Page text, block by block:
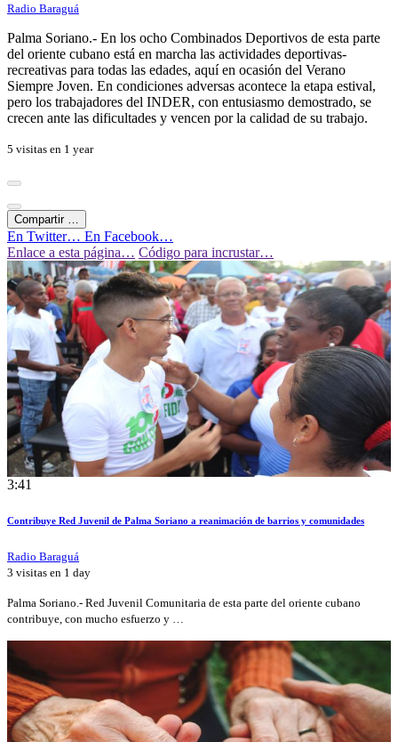
Radio Baraguá
Palma Soriano.- En los ocho Combinados Deportivos de esta parte
del oriente cubano está en marcha las actividades deportivas-
recreativas para todas las edades, aquí en ocasión del Verano
Siempre Joven. En condiciones adversas acontece la etapa estival,
pero los trabajadores del INDER, con entusiasmo demostrado, se
crecen ante las dificultades y vencen por la calidad de su trabajo.
5 visitas en 1 year
Compartir …
En Twitter… En Facebook…
Enlace a esta página… Código para incrustar…
3:41
Contribuye Red Juvenil de Palma Soriano a reanimación de barrios y comunidades
Radio Baraguá
3 visitas en 1 day
Palma Soriano.- Red Juvenil Comunitaria de esta parte del oriente cubano
contribuye, con mucho esfuerzo y …